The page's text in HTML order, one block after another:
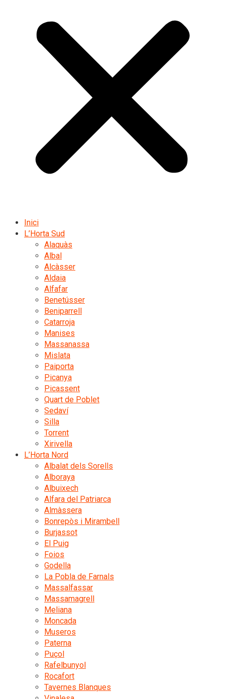
Inici
L’Horta Sud
Alaquàs
Albal
Alcàsser
Aldaia
Alfafar
Benetússer
Beniparrell
Catarroja
Manises
Massanassa
Mislata
Paiporta
Picanya
Picassent
Quart de Poblet
Sedaví
Silla
Torrent
Xirivella
L’Horta Nord
Albalat dels Sorells
Alboraya
Albuixech
Alfara del Patriarca
Almàssera
Bonrepòs i Mirambell
Burjassot
El Puig
Foios
Godella
La Pobla de Farnals
Massalfassar
Massamagrell
Meliana
Moncada
Museros
Paterna
Puçol
Rafelbunyol
Rocafort
Tavernes Blanques